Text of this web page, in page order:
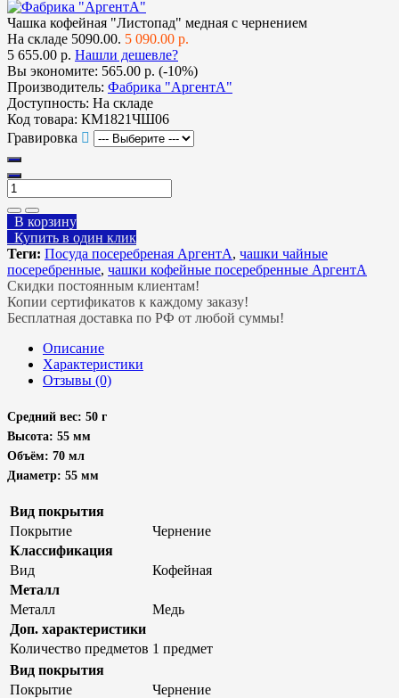
Чашка кофейная "Листопад" медная с чернением
На складе 5090.00. 5 090.00 р.
5 655.00 р. Нашли дешевле?
Вы экономите: 565.00 р. (-10%)
Производитель: Фабрика "АргентА"
Доступность: На складе
Код товара: КМ1821ЧШ06
Гравировка
В корзину
Купить в один клик
Теги: Посуда посеребреная АргентА, чашки чайные
посеребренные, чашки кофейные посеребренные АргентА
Скидки постоянным клиентам!
Копии сертификатов к каждому заказу!
Бесплатная доставка по РФ от любой суммы!
Описание
Характеристики
Отзывы (0)
Средний вес: 50 г
Высота: 55 мм
Объём: 70 мл
Диаметр: 55 мм
Вид покрытия
Покрытие
Чернение
Классификация
Вид
Кофейная
Металл
Металл
Медь
Доп. характеристики
Количество предметов 1 предмет
Вид покрытия
Покрытие
Чернение